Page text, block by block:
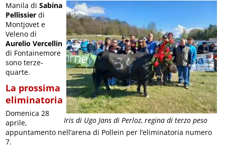
Iris di Ugo Jans di Perloz, regina di terzo peso
Manila di Sabina
Pellissierdi
Montjovet e
Veleno di
Aurelio Vercellin
di Fontainemore
sono terze-
quarte.
La prossima
eliminatoria
Domenica 28
aprile,
appuntamento nell’arena di Pollein per l’eliminatoria numero
7.